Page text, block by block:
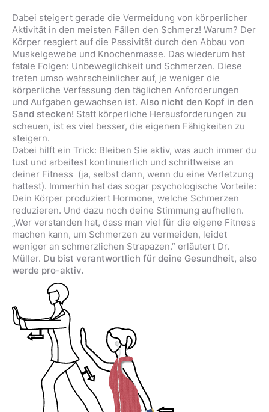
Dabei steigert gerade die Vermeidung von körperlicher
Aktivität in den meisten Fällen den Schmerz! Warum? Der
Körper reagiert auf die Passivität durch den Abbau von
Muskelgewebe und Knochenmasse. Das wiederum hat
fatale Folgen: Unbeweglichkeit und Schmerzen. Diese
treten umso wahrscheinlicher auf, je weniger die
körperliche Verfassung den täglichen Anforderungen
und Aufgaben gewachsen ist. Also nicht den Kopf in den
Sand stecken! Statt körperliche Herausforderungen zu
scheuen, ist es viel besser, die eigenen Fähigkeiten zu
steigern.
Dabei hilft ein Trick: Bleiben Sie aktiv, was auch immer du
tust und arbeitest kontinuierlich und schrittweise an
deiner Fitness (ja, selbst dann, wenn du eine Verletzung
hattest). Immerhin hat das sogar psychologische Vorteile:
Dein Körper produziert Hormone, welche Schmerzen
reduzieren. Und dazu noch deine Stimmung aufhellen.
„Wer verstanden hat, dass man viel für die eigene Fitness
machen kann, um Schmerzen zu vermeiden, leidet
weniger an schmerzlichen Strapazen.” erläutert Dr.
Müller. Du bist verantwortlich für deine Gesundheit, also
werde pro-aktiv.